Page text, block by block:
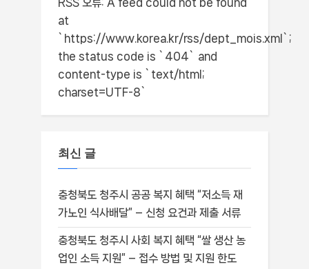
RSS 오류: A feed could not be found
at
`https://www.korea.kr/rss/dept_mois.xml`;
the status code is `404` and
content-type is `text/html;
charset=UTF-8`
최신 글
충청북도 청주시 공공 복지 혜택 “저소득 재
가노인 식사배달” – 신청 요건과 제출 서류
충청북도 청주시 사회 복지 혜택 “쌀 생산 농
업인 소득 지원” – 접수 방법 및 지원 한도